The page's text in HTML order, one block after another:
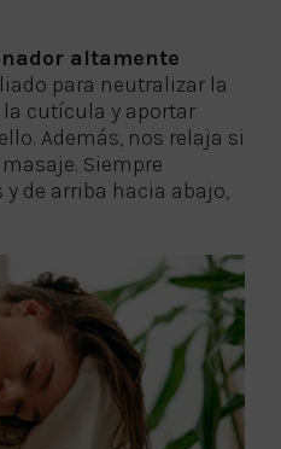
altamente
para neutralizar la
cutícula y aportar
Además, nos relaja si
Siempre
de arriba hacia abajo,